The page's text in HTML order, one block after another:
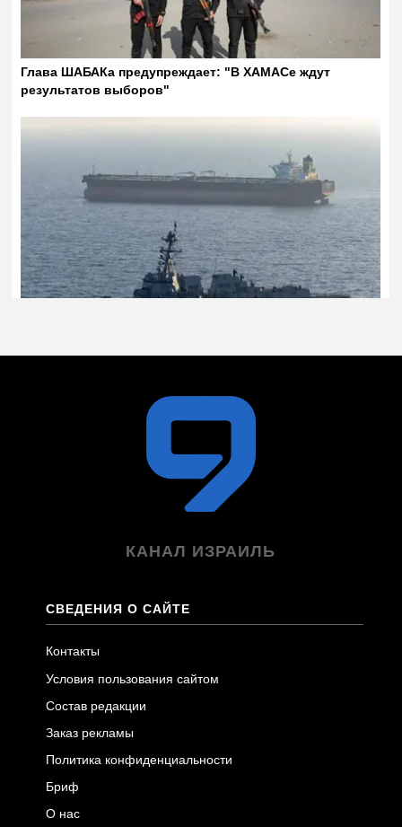
КАНАЛ ИЗРАИЛЬ
СВЕДЕНИЯ О САЙТЕ
Контакты
Условия пользования сайтом
Состав редакции
Заказ рекламы
Политика конфиденциальности
Бриф
О нас